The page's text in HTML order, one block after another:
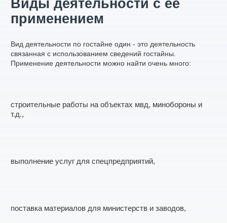
Виды деятельности с ее
применением
Вид деятельности по гостайне один - это деятельность
связанная с использованием сведений гостайны.
Применение деятельности можно найти очень много:
строительные работы на объектах мвд, минобороны и
т.д.,
выполнение услуг для спецпредприятий,
поставка материалов для министерств и заводов,